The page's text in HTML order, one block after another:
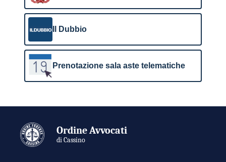
Il Dubbio
Prenotazione sala aste telematiche
Ordine Avvocati
di Cassino